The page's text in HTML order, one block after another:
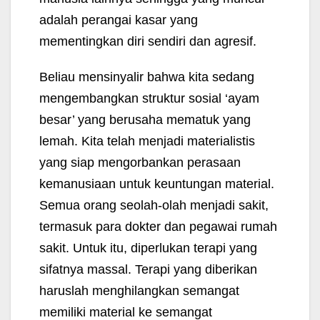
adalah perangai kasar yang
mementingkan diri sendiri dan agresif.
Beliau mensinyalir bahwa kita sedang
mengembangkan struktur sosial ‘ayam
besar’ yang berusaha mematuk yang
lemah. Kita telah menjadi materialistis
yang siap mengorbankan perasaan
kemanusiaan untuk keuntungan material.
Semua orang seolah-olah menjadi sakit,
termasuk para dokter dan pegawai rumah
sakit. Untuk itu, diperlukan terapi yang
sifatnya massal. Terapi yang diberikan
haruslah menghilangkan semangat
memiliki material ke semangat